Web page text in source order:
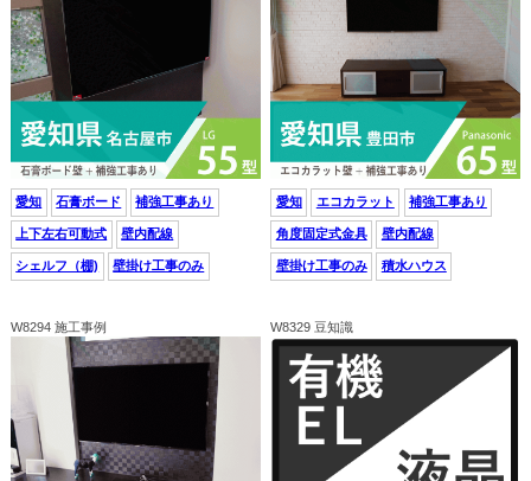
愛知 石膏ボード 補強工事あり
上下左右可動式 壁内配線
シェルフ（棚) 壁掛け工事のみ
愛知 エコカラット 補強工事あり
角度固定式金具 壁内配線
壁掛け工事のみ 積水ハウス
W8294 施工事例 W8329 豆知識